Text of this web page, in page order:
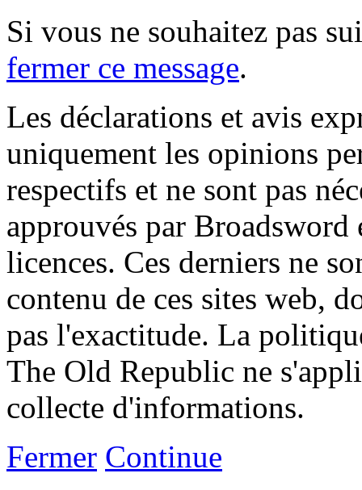
Si vous ne souhaitez pas
fermer ce message.
Les déclarations et avis
uniquement les opinions
respectifs et ne sont pas
approuvés par
licences. Ces derniers ne
contenu de ces sites web,
pas l'exactitude. La
The Old Republic ne
collecte d'informations.
Fermer Continue